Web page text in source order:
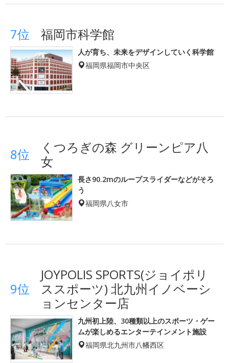
7位 福岡市科学館
人が育ち、未来をデザインしていく科学館
福岡県福岡市中央区
8位
くつろぎの森 グリーンピア八
女
長さ90.2mのループスライダーなどがそろ
う
福岡県八女市
9位
JOYPOLIS SPORTS(ジョイポリ
ススポーツ) 北九州イノベーシ
ョンセンター店
九州初上陸、30種類以上のスポーツ・ゲー
ムが楽しめるエンターテインメント施設
福岡県北九州市八幡西区